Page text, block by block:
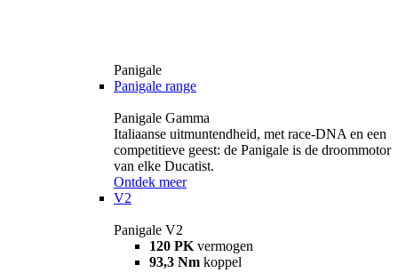
Panigale
Panigale range
Panigale Gamma
Italiaanse uitmuntendheid, met race-DNA en een
competitieve geest: de Panigale is de droommotor
van elke Ducatist.
Ontdek meer
V2
Panigale V2
120 PK vermogen
93,3 Nm koppel